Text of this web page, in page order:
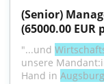
(Senior)
(65000.00 EUR
"...und
unsere
Hand in Augsburg